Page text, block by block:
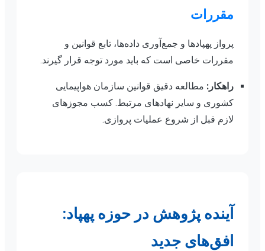
مقررات
پرواز پهپادها و جمع‌آوری داده‌ها، تابع قوانین و
مقررات خاصی است که باید مورد توجه قرار گیرند.
راهکار: مطالعه دقیق قوانین سازمان هواپیمایی
کشوری و سایر نهادهای مرتبط. کسب مجوزهای
لازم قبل از شروع عملیات پروازی.
آینده پژوهش در حوزه پهپاد:
افق‌های جدید